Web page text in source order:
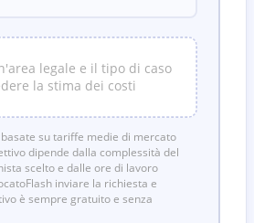
legale e il tipo di caso
la stima dei costi
su tariffe medie di mercato
dipende dalla complessità del
scelto e dalle ore di lavoro
inviare la richiesta e
è sempre gratuito e senza